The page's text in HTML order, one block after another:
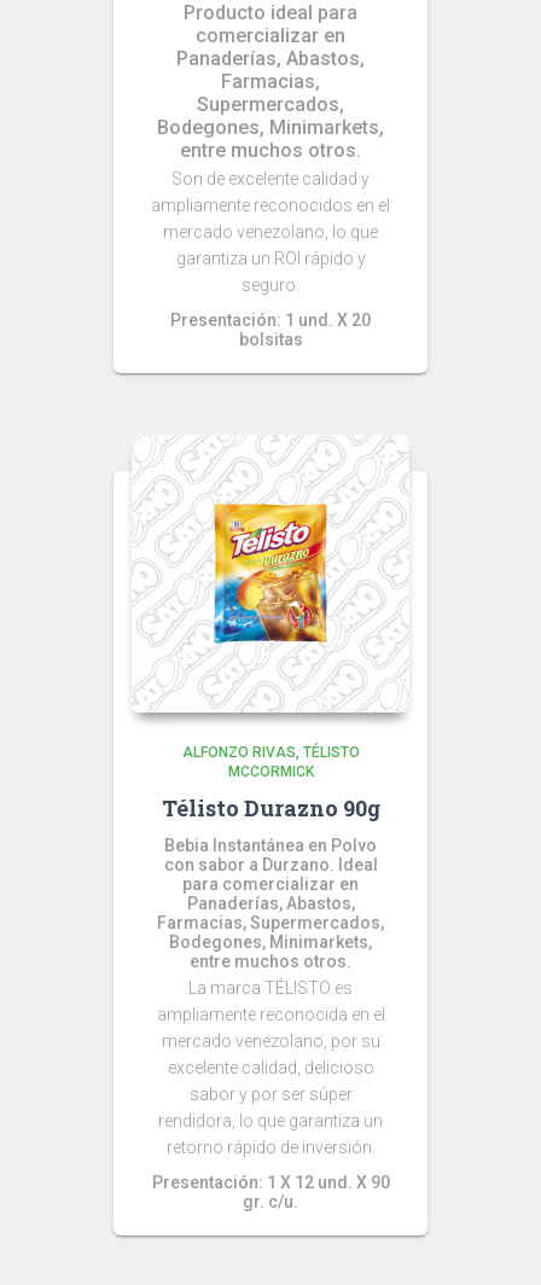
Producto ideal para
comercializar en
Panaderías, Abastos,
Farmacias,
Supermercados,
Bodegones, Minimarkets,
entre muchos otros.
Son de excelente calidad y
ampliamente reconocidos en el
mercado venezolano, lo que
garantiza un ROI rápido y
seguro.
Presentación: 1 und. X 20
bolsitas
ALFONZO RIVAS TÉLISTO
MCCORMICK
Télisto Durazno 90g
Bebia Instantánea en Polvo
con sabor a Durzano. Ideal
para comercializar en
Panaderías, Abastos,
Farmacias, Supermercados,
Bodegones, Minimarkets,
entre muchos otros.
La marca TÉLISTO es
ampliamente reconocida en el
mercado venezolano, por su
excelente calidad, delicioso
sabor y por ser súper
rendidora, lo que garantiza un
retorno rápido de inversión.
Presentación: 1 X 12 und. X 90
gr. c/u.